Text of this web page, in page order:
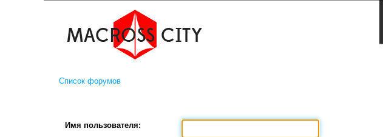
Список форумов
Имя пользователя: